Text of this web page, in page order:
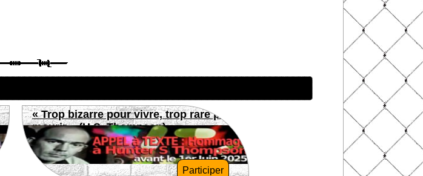
« Trop bizarre pour vivre, trop rare pour
mourir » (H.S. Thompson)
Participer